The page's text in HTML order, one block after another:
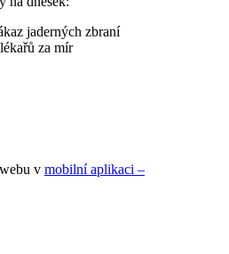
jaderných zbraní
za mír
v mobilní aplikaci –